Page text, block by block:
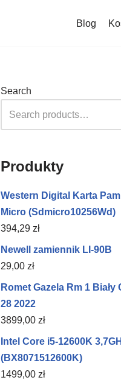
Blog
Search
Produkty
Western Digital Karta
Micro (Sdmicro10256Wd)
394,29 zł
Newell zamiennik LI-90B
29,00 zł
Romet Gazela Rm 1 Biały
28 2022
3899,00 zł
Intel Core i5-12600K
(BX8071512600K)
1499,00 zł